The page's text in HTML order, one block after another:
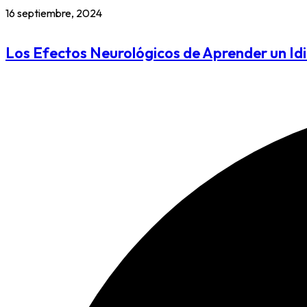
16 septiembre, 2024
Los Efectos Neurológicos de Aprender un